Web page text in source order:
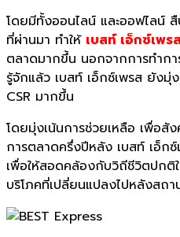
โดยมีทั้งออนไลน์ และออฟไลน์
ที่ผ่านมา ทำให้ เบสท์ เอ็กซ์เพร
ตลาดมากขึ้น นอกจากการทำกา
รู้จักแล้ว เบสท์ เอ็กซ์เพรส ยังมุ่
CSR มากขึ้น
โดยมุ่งเน้นการช่วยเหลือ เพื่อ
การตลาดครึ่งปีหลัง เบสท์ เอ็ก
เพื่อให้สอดคล้องกับวิถีชีวิตปก
บริโภคที่เปลี่ยนแปลงไปหลังสถ